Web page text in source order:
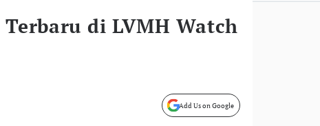
di LVMH Watch
Add Us on Google